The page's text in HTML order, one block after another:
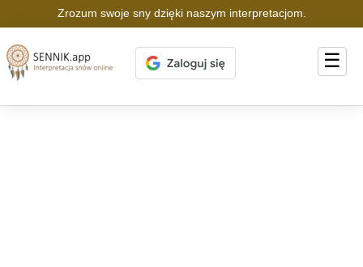
Zrozum swoje sny dzięki naszym interpretacjom.
☰